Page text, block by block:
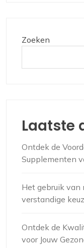
Zoeken
Laatste
Ontdek de
Supplementen
Het gebruik van
verstandige
Ontdek de
voor Jouw